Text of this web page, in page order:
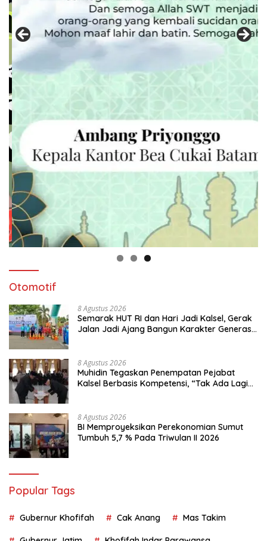
Otomotif
8 Agustus 2026
Semarak HUT RI dan Hari Jadi Kalsel, Gerak
Jalan Jadi Ajang Bangun Karakter Generasi
8 Agustus 2026
Muhidin Tegaskan Penempatan Pejabat
Kalsel Berbasis Kompetensi, “Tak Ada Lagi
8 Agustus 2026
BI Memproyeksikan Perekonomian Sumut
Tumbuh 5,7 % Pada Triwulan II 2026
Popular Tags
Gubernur Khofifah Cak Anang Mas Takim